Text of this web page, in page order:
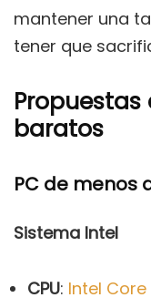
mantener una
tener que
baratos
PC de menos
Sistema Intel
CPU: Intel Core